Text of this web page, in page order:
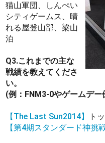
猫山軍団、しんぺい
シティゲームス、晴
れる屋登山部、梁山
泊
Q3.これまでの主な
戦績を教えてくださ
い。
(例：FNM3-0やゲームデ
【The Last Sun2014】
ト
【第4期スタンダード神挑